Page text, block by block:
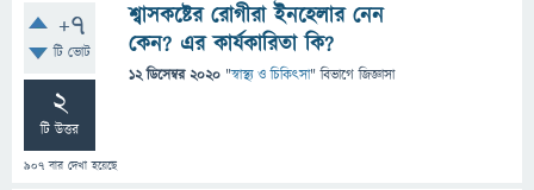
+7
টি ভোট
2
টি উত্তর
907 বার দেখা হয়েছে
শ্বাসকষ্টের রোগীরা ইনহেলার নেন
কেন? এর কার্যকারিতা কি?
12 ডিসেম্বর 2020 "স্বাস্থ্য ও চিকিৎসা" বিভাগে জিজ্ঞাসা